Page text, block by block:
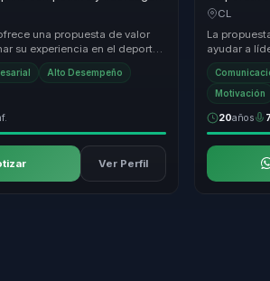
mental para equipos.
una propuesta de valor
su experiencia en el deporte
con estrategias de lidera...
Alto Desempeño
Ver Perfil
enCL
La
ayudar a
mensaj...
Motivación
20años